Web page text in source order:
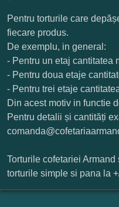
Pentru torturile care
fiecare produs.
De exemplu, in general:
- Pentru un etaj cantitatea
- Pentru doua etaje
- Pentru trei etaje
Din acest motiv in functie
Pentru detalii și cantități
Torturile cofetariei
torturile simple si pana la